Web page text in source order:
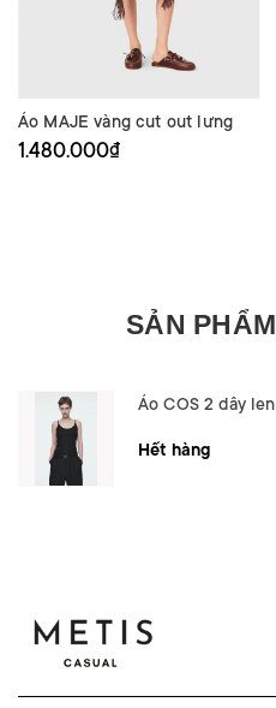
Áo MAJE vàng cut out lưng
1.480.000₫
SẢN
Áo COS 2 dây
Hết hàng